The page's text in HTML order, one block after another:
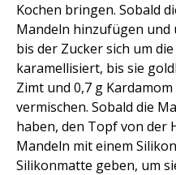
Kochen bringen. Sobald
Mandeln hinzufügen
bis der Zucker sich um
karamellisiert, bis sie
Zimt und 0,7 g
vermischen. Sobald die
haben, den Topf von der
Mandeln mit einem
Silikonmatte geben, um